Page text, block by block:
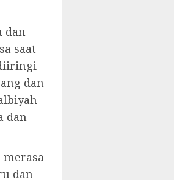
dan
saat
dan
dan
merasa
dan